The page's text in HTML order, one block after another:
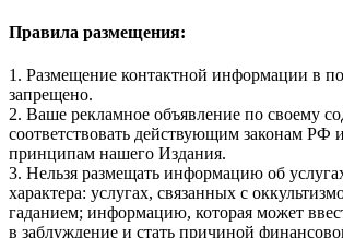
Правила размещения:
1. Размещение контактной информации в
запрещено.
2. Ваше рекламное объявление по своему
соответствовать действующим законам РФ
принципам нашего Издания.
3. Нельзя размещать информацию об
характера: услугах, связанных с
гаданием; информацию, которая может
в заблуждение и стать причиной